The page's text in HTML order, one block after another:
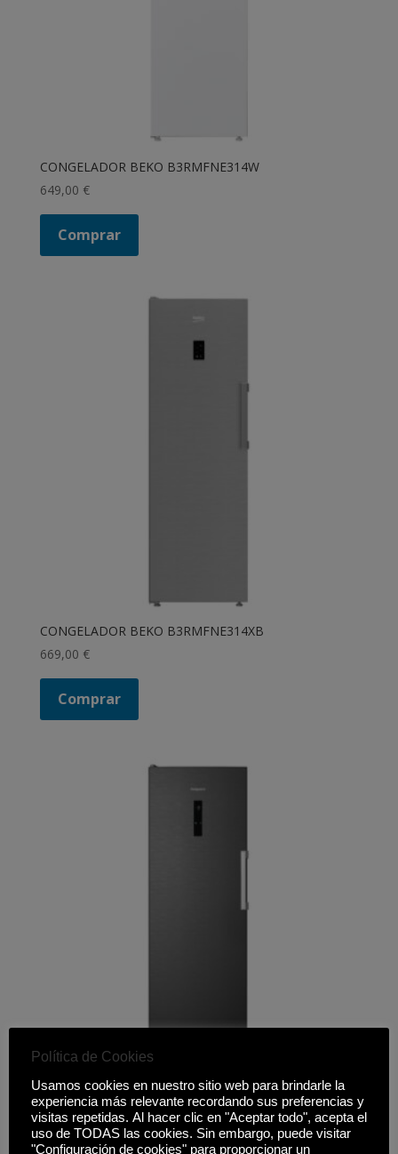
CONGELADOR BEKO B3RMFNE314W
649,00 €
Comprar
CONGELADOR BEKO B3RMFNE314XB
669,00 €
Comprar
CONGELADOR HOTPOINT HPMFF 6312 XBR4E
549,00€
Política de Cookies
Usamos cookies en nuestro sitio web para brindarle la
experiencia más relevante recordando sus preferencias y
visitas repetidas. Al hacer clic en "Aceptar todo", acepta el
uso de TODAS las cookies. Sin embargo, puede visitar
"Configuración de cookies" para proporcionar un